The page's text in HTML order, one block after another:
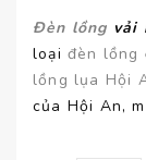
Đèn lồng vải
loại đèn lồng
lồng lụa Hội
của Hội An,